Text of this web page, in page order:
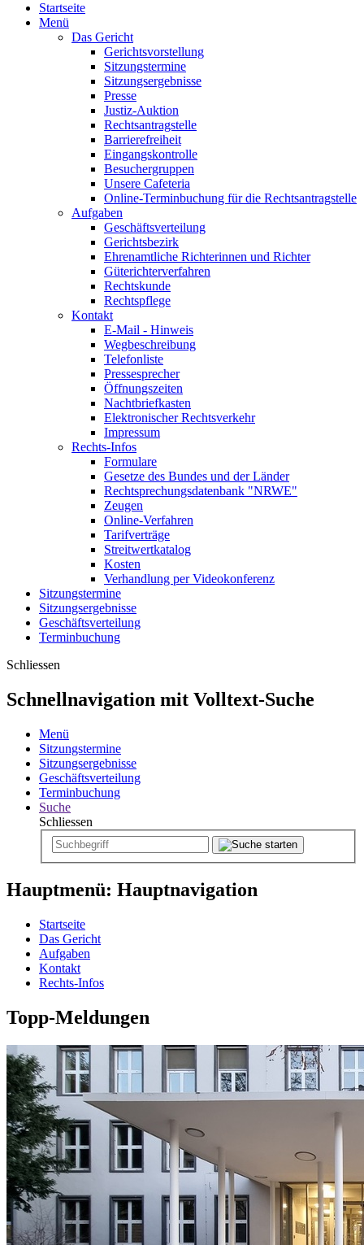
Startseite
Menü
Das Gericht
Gerichtsvorstellung
Sitzungstermine
Sitzungsergebnisse
Presse
Justiz-Auktion
Rechtsantragstelle
Barrierefreiheit
Eingangskontrolle
Besuchergruppen
Unsere Cafeteria
Online-Terminbuchung für die Rechtsantragstelle
Aufgaben
Geschäftsverteilung
Gerichtsbezirk
Ehrenamtliche Richterinnen und Richter
Güterichterverfahren
Rechtskunde
Rechtspflege
Kontakt
E-Mail - Hinweis
Wegbeschreibung
Telefonliste
Pressesprecher
Öffnungszeiten
Nachtbriefkasten
Elektronischer Rechtsverkehr
Impressum
Rechts-Infos
Formulare
Gesetze des Bundes und der Länder
Rechtsprechungsdatenbank "NRWE"
Zeugen
Online-Verfahren
Tarifverträge
Streitwertkatalog
Kosten
Verhandlung per Videokonferenz
Sitzungstermine
Sitzungsergebnisse
Geschäftsverteilung
Terminbuchung
Schliessen
Schnellnavigation mit Volltext-Suche
Menü
Sitzungstermine
Sitzungsergebnisse
Geschäftsverteilung
Terminbuchung
Suche
Schliessen
Hauptmenü: Hauptnavigation
Startseite
Das Gericht
Aufgaben
Kontakt
Rechts-Infos
Topp-Meldungen